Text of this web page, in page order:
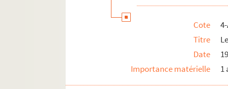
14e arrondissement
Cote
Titre
Date
Importance matérielle
1